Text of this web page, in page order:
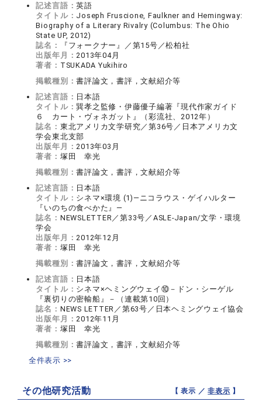
記述言語：英語
タイトル： Joseph Fruscione, Faulkner and Hemingway:
Biography of a Literary Rivalry (Columbus: The Ohio
State UP, 2012)
誌名：
『フォークナー』／第15号／松柏社
出版年月： 2013年04月
著者： TSUKADA Yukihiro
掲載種別：書評論文，書評，文献紹介等
記述言語： 日本語
タイトル：巽孝之監修・伊藤優子編著『現代作家ガイド
６ カート・ヴォネガット』（彩流社、2012年）
誌名： 東北アメリカ文学研究／第36号／日本アメリカ文
学会東北支部
出版年月： 2013年03月
著者： 塚田 幸光
掲載種別：書評論文，書評，文献紹介等
記述言語： 日本語
タイトル： シネマ×環境 (1)―ニコラウス・ゲイハルター
『いのちの食べかた』―
誌名： NEWSLETTER／第33号／ASLE-Japan/文学・環境
学会
出版年月： 2012年12月
著者： 塚田 幸光
掲載種別：書評論文，書評，文献紹介等
記述言語： 日本語
タイトル： シネマ×ヘミングウェイ⑩－ドン・シーゲル
『裏切りの密輸船』－（連載第10回）
誌名： NEWS LETTER／第63号／日本ヘミングウェイ協会
出版年月： 2012年11月
著者： 塚田 幸光
掲載種別：書評論文，書評，文献紹介等
全件表示 >>
その他研究活動 【 表示 ／非表示 】